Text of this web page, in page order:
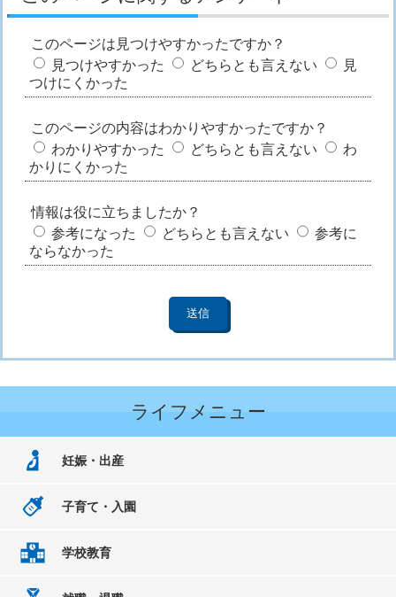
このページは見つけやすかったですか？
見つけやすかった
どちらとも言えない
見
つけにくかった
このページの内容はわかりやすかったですか？
わかりやすかった
どちらとも言えない
わ
かりにくかった
情報は役に立ちましたか？
参考になった
どちらとも言えない
参考に
ならなかった
ライフメニュー
妊娠・出産
子育て・入園
学校教育